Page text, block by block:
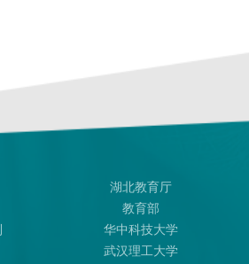
湖北教育厅
教育部
华中科技大学
武汉理工大学